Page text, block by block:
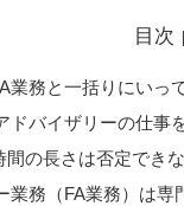
目次
業務と一括りにい
ドバイザリーの仕事
間の長さは否定でき
業務（FA業務）は専